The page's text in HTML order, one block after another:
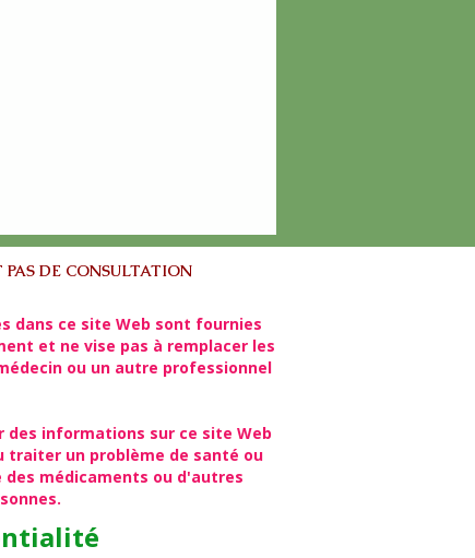
DE CONSULTATION
dans ce site Web sont fournies
et ne vise pas à remplacer les
ou un autre professionnel
des informations sur ce site Web
traiter un problème de santé ou
des médicaments ou d'autres